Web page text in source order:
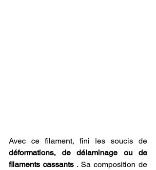
déformations, de délaminage ou de
filaments cassants . Sa composition de